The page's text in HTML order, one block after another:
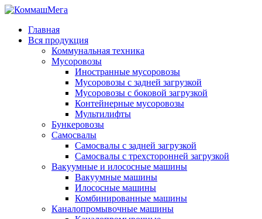
Главная
Вся продукция
Коммунальная техника
Мусоровозы
Иностранные мусоровозы
Мусоровозы с задней загрузкой
Мусоровозы с боковой загрузкой
Контейнерные мусоровозы
Мультилифты
Бункеровозы
Самосвалы
Самосвалы с задней загрузкой
Самосвалы с трехсторонней загрузкой
Вакуумные и илососные машины
Вакуумные машины
Илососные машины
Комбинированные машины
Каналопромывочные машины